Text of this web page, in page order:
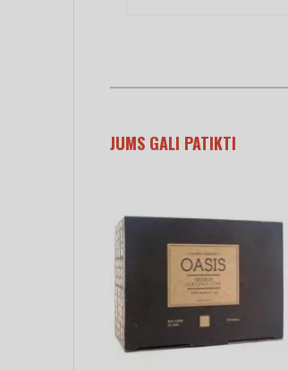
JUMS GALI PATIKTI